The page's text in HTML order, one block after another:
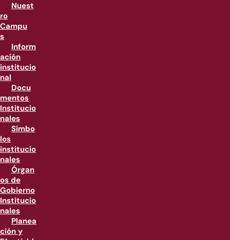
Nuest
ro
Campu
s
Inform
ación
institucio
nal
Docu
mentos
Institucio
nales
Símbo
los
institucio
nales
Órgan
os de
Gobierno
Institucio
nales
Planea
ción y